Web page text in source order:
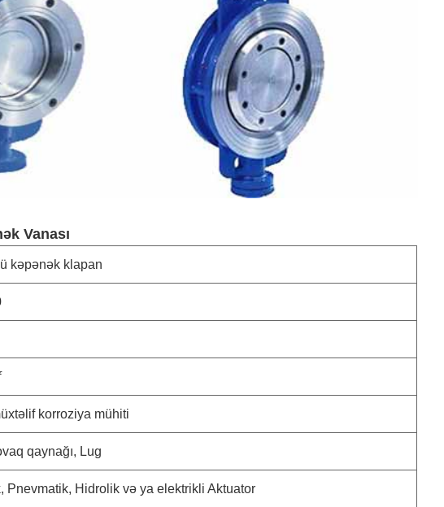
Vanası
kəpənək klapan
korroziya mühiti
qaynağı, Lug
Pnevmatik, Hidrolik və ya elektrikli Aktuator